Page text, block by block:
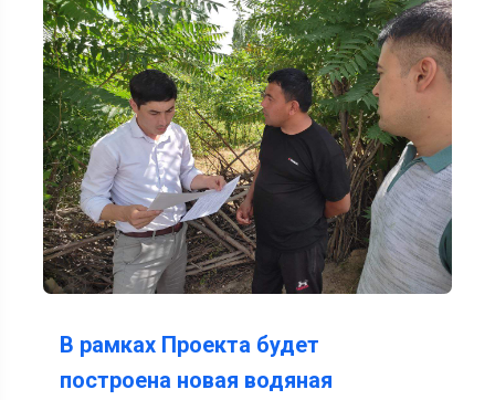
В рамках Проекта будет
построена новая водяная